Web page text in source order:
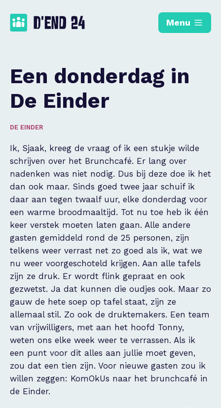
Menu
Een donderdag in
De Einder
DE EINDER
Ik, Sjaak, kreeg de vraag of ik een stukje wilde
schrijven over het Brunchcafé. Er lang over
nadenken was niet nodig. Dus bij deze doe ik het
dan ook maar. Sinds goed twee jaar schuif ik
daar aan tegen twaalf uur, elke donderdag voor
een warme broodmaaltijd. Tot nu toe heb ik één
keer verstek moeten laten gaan. Alle andere
gasten gemiddeld rond de 25 personen, zijn
telkens weer verrast net zo goed als ik, wat we
nu weer voorgeschoteld krijgen. Aan alle tafels
zijn ze druk. Er wordt flink gepraat en ook
gezwetst. Ja dat kunnen die oudjes ook. Maar zo
gauw de hete soep op tafel staat, zijn ze
allemaal stil. Zo ook de druktemakers. Een team
van vrijwilligers, met aan het hoofd Tonny,
weten ons elke week weer te verrassen. Als ik
een punt voor dit alles aan jullie moet geven,
zou dat een tien zijn. Voor nieuwe gasten zou ik
willen zeggen: KomOkUs naar het brunchcafé in
de Einder.